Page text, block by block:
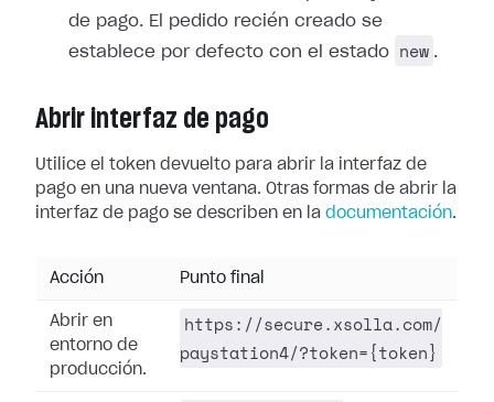
de pago. El pedido recién creado se
establece por defecto con el estado
new .
Abrir interfaz de pago
Utilice el token devuelto para abrir la interfaz de
pago en una nueva ventana. Otras formas de abrir la
interfaz de pago se describen en la documentación.
Acción Punto final
Abrir en
entorno de
producción.
https://secure.xsolla.com/
paystation4/?token={token}